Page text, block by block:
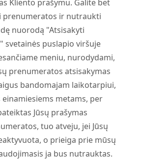
Kliento prašymu. Galite bet
prenumeratos ir nutraukti
nuorodą "Atsisakyti
svetainės puslapio viršuje
meniu, nurodydami,
prenumeratos atsisakymas
bandomajam laikotarpiui,
einamiesiems metams, per
Jūsų prašymas
tuo atveju, jei Jūsų
o prieiga prie mūsų
ja bus nutrauktas.